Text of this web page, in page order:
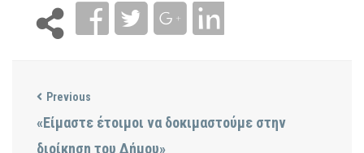
Previous
«Είμαστε έτοιμοι να δοκιμαστούμε στην
διοίκηση του Δήμου»